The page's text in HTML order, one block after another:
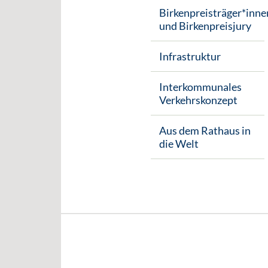
und Birkenpreisjury
Infrastruktur
Interkommunales
Verkehrskonzept
Aus dem Rathaus in
die Welt